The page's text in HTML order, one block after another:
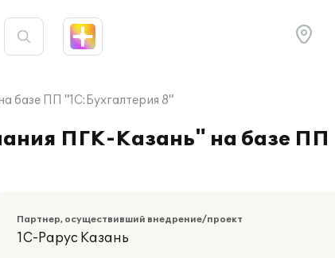
базе ПП "1С:Бухгалтерия 8"
ПГК-Казань" на базе ПП
Партнер, осуществивший внедрение/проект
1С-Рарус Казань